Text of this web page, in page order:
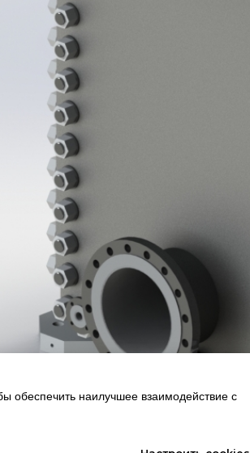
обеспечить наилучшее взаимодействие с